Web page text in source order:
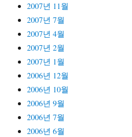
2007년 11월
2007년 7월
2007년 4월
2007년 2월
2007년 1월
2006년 12월
2006년 10월
2006년 9월
2006년 7월
2006년 6월